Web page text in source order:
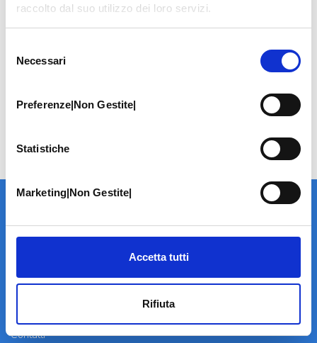
raccolto dal suo utilizzo dei loro servizi.
delNecessari
Preferenze|Non Gestite|
Statistiche
Marketing|Non Gestite|
Accetta tutti
Rifiuta
LA STRUTTURA
Informazioni
Contatti